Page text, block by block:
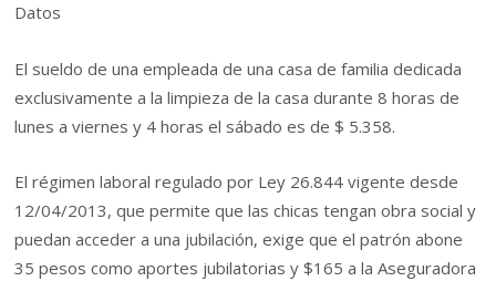
Datos
El sueldo de una empleada de una casa de familia dedicada
exclusivamente a la limpieza de la casa durante 8 horas de
lunes a viernes y 4 horas el sábado es de $ 5.358.
El régimen laboral regulado por Ley 26.844 vigente desde
12/04/2013, que permite que las chicas tengan obra social y
puedan acceder a una jubilación, exige que el patrón abone
35 pesos como aportes jubilatorias y $165 a la Aseguradora